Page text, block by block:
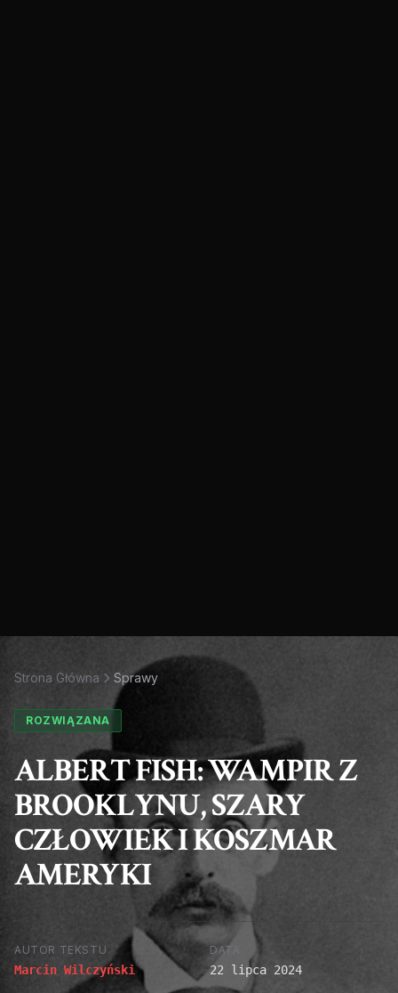
Strona Główna Sprawy
ROZWIĄZANA
ALBERT FISH: WAMPIR Z
BROOKLYNU, SZARY
CZŁOWIEK I KOSZMAR
AMERYKI
AUTOR TEKSTU
Marcin Wilczyński
DATA
22 lipca 2024